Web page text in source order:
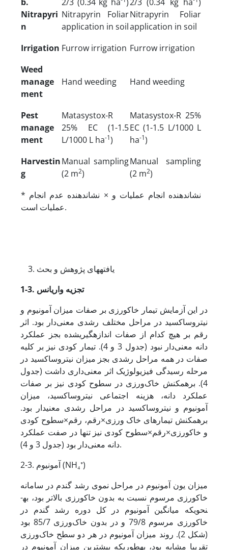
Nitrapyri
n
Nitrapyrin Foliar
application in soil
Nitrapyrin Foliar
application in soil
Irrigation Furrow irrigation Furrow irrigation
Weed
manage
ment
Hand weeding Hand weeding
Pest
manage
ment
Matasystox-R
25% EC (1-1.5
L/1000 L ha-1)
Matasystox-R 25%
EC (1-1.5 L/1000 L
ha-1)
Harvestin
g
Manual sampling
(2 m2)
Manual sampling
(2 m2)
* نشان­دهنده انجام عملیات و × نشان­دهنده عدم انجام
عملیات است.
یافتههای پژوهش و بحث
1-3. تجزیه واریانس
در این آزمایش تیمار خاک­ورزی بر صفات میزان آمونیوم و
نیتروس­اکسید در مراحل مختلف رشدی معنی‌دار بود. اثر
رقم بر هیچ کدام از صفات اندازه­گیری­شده بجز عملکرد
دانه معنی‌دار نبود (جدول 3 و 4). تیمار کودی نیز بر کلیه
صفات در همه مراحل رشدی بجز میزان نیتروس­اکسید در
مرحله رسیدگی فیزیولوژیک اثر معنی‌داری داشت (جدول
4). برهمکنش خاک‌ورزی در سطوح کودی نیز بر صفات
عملکرد دانه، هزینه اجتماعی نیتروس­اکسید، میزان
آمونیوم و نیتروس­اکسید در مراحل رشدی معنی­دار بود.
برهمکنش تیمار­های خاک ورزی×رقم، رقم×سطوح کودی
و خاک­ورزی×رقم×سطوح کودی نیز تنها در صفت عملکرد
دانه معنی‌دار بود (جدول 3 و 4).
2-3. آمونیوم (NH₄⁺)
میزان یون آمونیوم در مراحل نموی رشد گندم در سامانه
خاک­ورزی مرسوم نسبت به بدون خاک­ورزی بالاتر بود، به­
نحوی­که میانگین آمونیوم در کل دوره رشد گندم در
خاکورزی مرسوم 79/8 و در بدون خاک‌ورزی 85/7 بود
(شکل 2). روند میزان آمونیوم در هر دو سطح خاک‌ورزی
تقریبا مشابه بود، به­طوری­که بیشترین میزان آمونیوم در